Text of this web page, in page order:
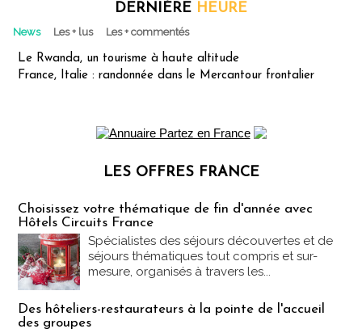
DERNIÈRE HEURE
News Les + lus Les + commentés
Le Rwanda, un tourisme à haute altitude
France, Italie : randonnée dans le Mercantour frontalier
LES OFFRES FRANCE
Choisissez votre thématique de fin d'année avec
Hôtels Circuits France
Spécialistes des séjours découvertes et de
séjours thématiques tout compris et sur-
mesure, organisés à travers les...
Des hôteliers-restaurateurs à la pointe de l'accueil
des groupes